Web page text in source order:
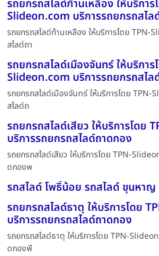
รถยกรถสไลด์ก้านเหลือง ให้บริการ
Slideon.com บริการรถยกรถสไล
รถยกรถสไลด์ก้านเหลือง ให้บริการโดย
สไลด์ถา
รถยกรถสไลด์เมืองจันทร์ ให้บริการ
Slideon.com บริการรถยกรถสไล
รถยกรถสไลด์เมืองจันทร์ ให้บริการโดย
สไลด์ถ
รถยกรถสไลด์เสียว ให้บริการโดย
บริการรถยกรถสไลด์ถาดกอง
รถยกรถสไลด์เสียว ให้บริการโดย TPN-
ดกองพ
รถสไลด์ โพธิ์น้อย รถสไลด์ ขุนหาญ
รถยกรถสไลด์ธาตุ ให้บริการโดย
บริการรถยกรถสไลด์ถาดกอง
รถยกรถสไลด์ธาตุ ให้บริการโดย TPN-
ดกองพื